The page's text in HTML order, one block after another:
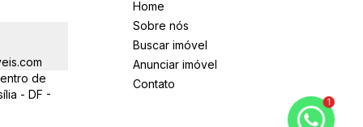
de
- DF -
Home
Sobre nós
Buscar imóvel
Anunciar imóvel
Contato
1